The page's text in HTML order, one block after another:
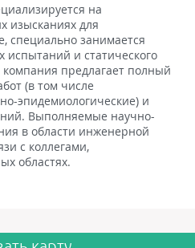
на
изысканиях для
специально занимается
и статического
предлагает полный
(в том числе
эпидемиологические) и
Выполняемые научно-
в области инженерной
с коллегами,
областях.